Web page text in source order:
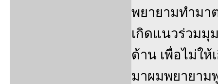
พยายามทำมา
เกิดแนวร่วมมุ
ด้าน เพื่อไม่ใ
มาผมพยายาม